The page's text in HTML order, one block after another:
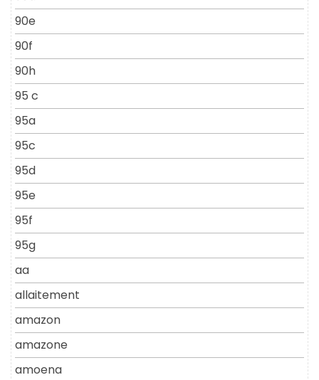
90e
90f
90h
95 c
95a
95c
95d
95e
95f
95g
aa
allaitement
amazon
amazone
amoena